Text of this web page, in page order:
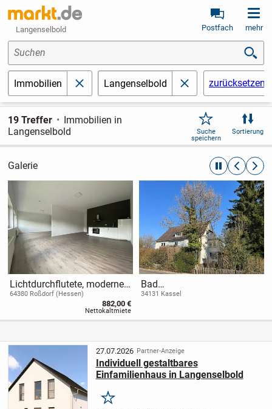
Langenselbold Postfach mehr
Suchen
Immobilien schließenLangenselbold schließenzurücksetzen
19 Treffer
Immobilien in
Langenselbold
Suche
speichern
Sortierung
Galerie automatische
Lichtdurchflutete, moderne
Wohnung mit Einbauküche
64380 Roßdorf (Hessen)
882,00 €
Nettokaltmiete
Bad
Wilhelmshöhe/Flüsseviertel
mit Doppelgarage
34131 Kassel
27.07.2026 Partner-Anzeige
Individuell gestaltbares
Einfamilienhaus in Langenselbold
Merken